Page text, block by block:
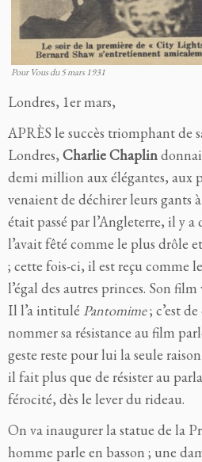
Pour Vous du 5 mars 1931
Londres, 1er mars,
APRÈS le succès triomphant de
Londres, Charlie Chaplin
demi million aux élégantes, aux
venaient de déchirer leurs gants
était passé par l’Angleterre, il y a
l’avait fêté comme le plus drôle
; cette fois-ci, il est reçu comme
l’égal des autres princes. Son
Il l’a intitulé Pantomime; c’est
nommer sa résistance au film
geste reste pour lui la seule
il fait plus que de résister au
férocité, dès le lever du rideau.
On va inaugurer la statue de la
homme parle en basson ; une